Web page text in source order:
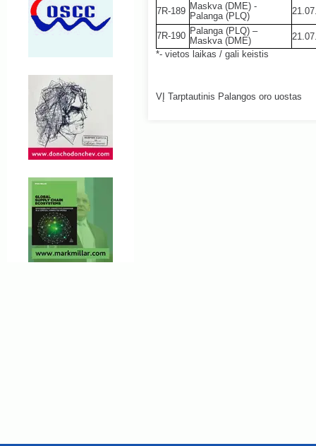
7R-189 Maskva (DME) -
Palanga (PLQ)
7R-190 Palanga (PLQ) –
Maskva (DME)
*- vietos laikas / gali keistis
VĮ Tarptautinis Palangos oro uostas